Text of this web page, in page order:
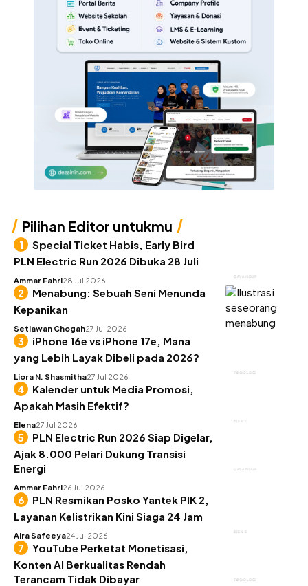
Pilihan Editor untukmu
GAYA HIDUP
Special Ticket Habis, Early Bird
PLN Electric Run 2026 Dibuka 28 Juli
Ammar Fahri28 Jul 2026
KEUANGAN
Menabung: Sebuah Seni Menunda
Kepanikan
Setiawan Chogah27 Jul 2026
TEKNOLOGI
iPhone 16e vs iPhone 17e, Mana
yang Lebih Layak Dibeli pada 2026?
Liora N. Shasmitha27 Jul 2026
BISNIS
Kalender untuk Media Promosi,
Apakah Masih Efektif?
Elena27 Jul 2026
GAYA HIDUP
PLN Electric Run 2026 Siap Digelar,
Ajak 8.000 Pelari Dukung Transisi
Energi
Ammar Fahri26 Jul 2026
BISNIS
PLN Resmikan Posko Yantek PIK 2,
Layanan Kelistrikan Kini Siaga 24 Jam
Aira Safeeya24 Jul 2026
TEKNOLOGI
YouTube Perketat Monetisasi,
Konten AI Berkualitas Rendah
Terancam Tidak Dibayar